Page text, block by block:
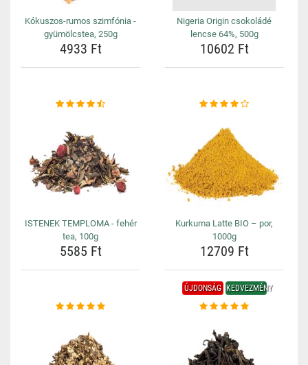
Kókuszos-rumos szimfónia -
gyümölcstea, 250g
4933 Ft
Nigeria Origin csokoládé
lencse 64%, 500g
10602 Ft
ISTENEK TEMPLOMA - fehér
tea, 100g
5585 Ft
Kurkuma Latte BIO – por,
1000g
12709 Ft
ÚJDONSÁG KEDVEZMÉNY